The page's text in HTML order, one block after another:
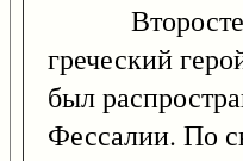
греческий
был
Фессалии. По